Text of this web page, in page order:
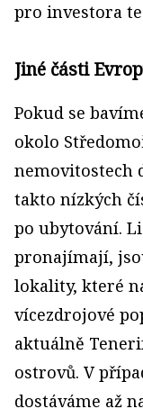
pro investora
Jiné části
Pokud se
okolo
nemovitostech
takto nízkých
po ubytování.
pronajímají,
lokality, které
vícezdrojové
aktuálně
ostrovů. V
dostáváme až